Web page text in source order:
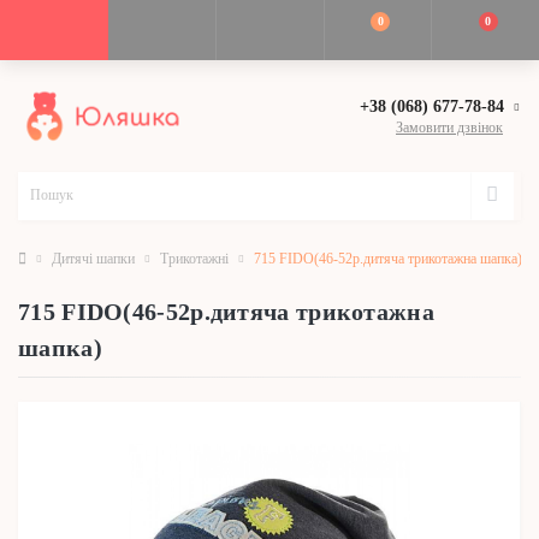
0 0
+38 (068) 677-78-84
Замовити дзвінок
Дитячі шапки Трикотажні 715 FIDO(46-52р.дитяча трикотажна шапка)
715 FIDO(46-52р.дитяча трикотажна
шапка)